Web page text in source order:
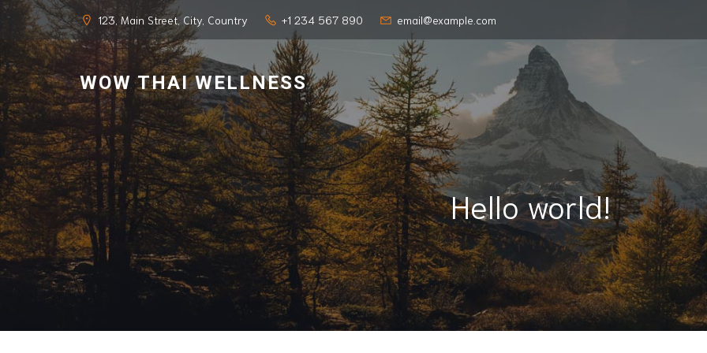
123, Main Street, City, Country +1 234 567 890 email@example.com
WOW THAI WELLNESS
Hello world!